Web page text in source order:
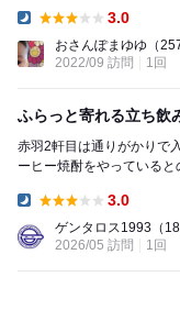
3.0
おさんぽまゆゆ （
2022/09 訪問
1回
ふらっと寄れる立ち飲
赤羽2軒目は通りがかりで入っ
ーヒー焼酎をやっている
3.0
ゲンタロス1993 （18
2026/05 訪問
1回